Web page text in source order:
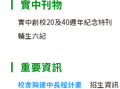
實中刊物
實中創校20及40週年紀念特刊
輔生六記
重要資訊
校舍興建中長程計畫 招生資訊